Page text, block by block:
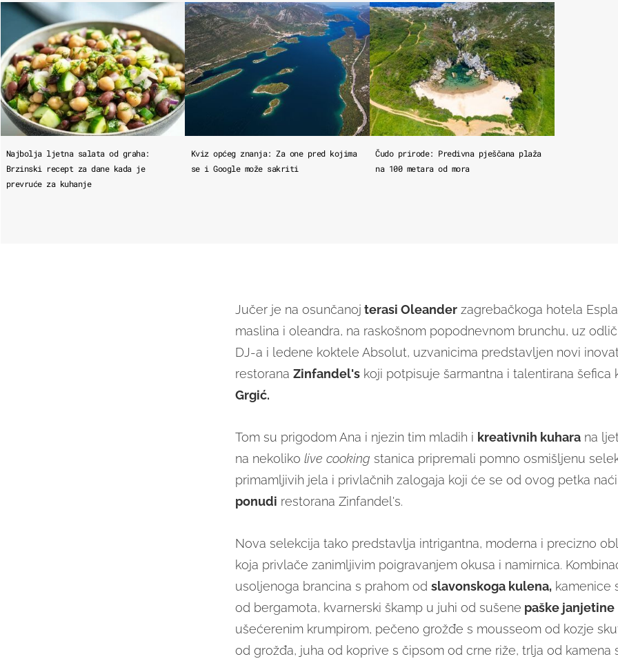
Najbolja ljetna salata od graha:
Brzinski recept za dane kada je
prevruće za kuhanje
Kviz općeg znanja: Za one pred kojima
se i Google može sakriti
Čudo prirode: Predivna pješčana plaža
na 100 metara od mora
Jučer je na osunčanoj terasi Oleanderzagrebačkoga hotela
maslina i oleandra, na raskošnom popodnevnom brunchu, uz
DJ-a i ledene koktele Absolut, uzvanicima predstavljen novi
restorana Zinfandel'skoji potpisuje šarmantna i talentirana šefica
Grgić.
Tom su prigodom Ana i njezin tim mladih i kreativnih kuharana
na nekoliko live cooking stanica pripremali pomno osmišljenu
primamljivih jela i privlačnih zalogaja koji će se od ovog petka
ponudi restorana Zinfandel's.
Nova selekcija tako predstavlja intrigantna, moderna i precizno
koja privlače zanimljivim poigravanjem okusa i namirnica.
usoljenoga brancina s prahom od slavonskoga kulena,kamenice
od bergamota, kvarnerski škamp u juhi od sušene paške janjetine
ušećerenim krumpirom, pečeno grožđe s mousseom od kozje
od grožđa, juha od koprive s čipsom od crne riže, trlja od kamena